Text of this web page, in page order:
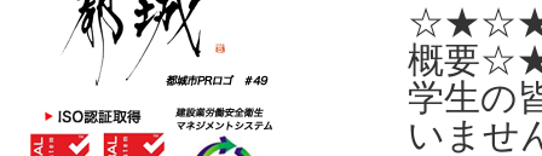
☆★☆★
概要
学生の
いませ